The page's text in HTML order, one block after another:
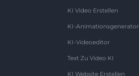
KI Video Erstellen
KI-Animationsgenerator
KI-Videoeditor
Text Zu Video KI
KI Website Erstellen